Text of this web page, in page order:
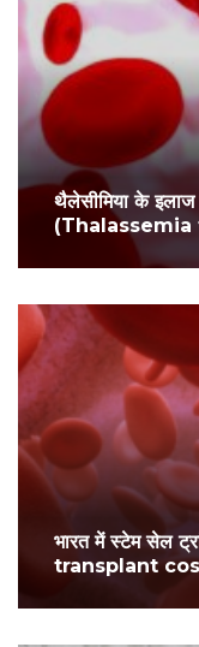
थैलेसीमिया के
भारत में स्टेम सेल
transplant